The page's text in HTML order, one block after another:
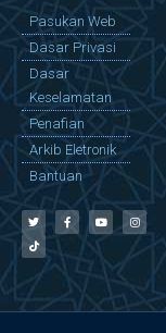
Pasukan Web
Dasar Privasi
Dasar
Keselamatan
Penafian
Arkib Eletronik
Bantuan